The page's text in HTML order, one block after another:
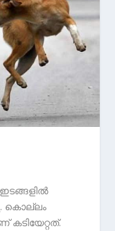
കടിയേറ്റത്.